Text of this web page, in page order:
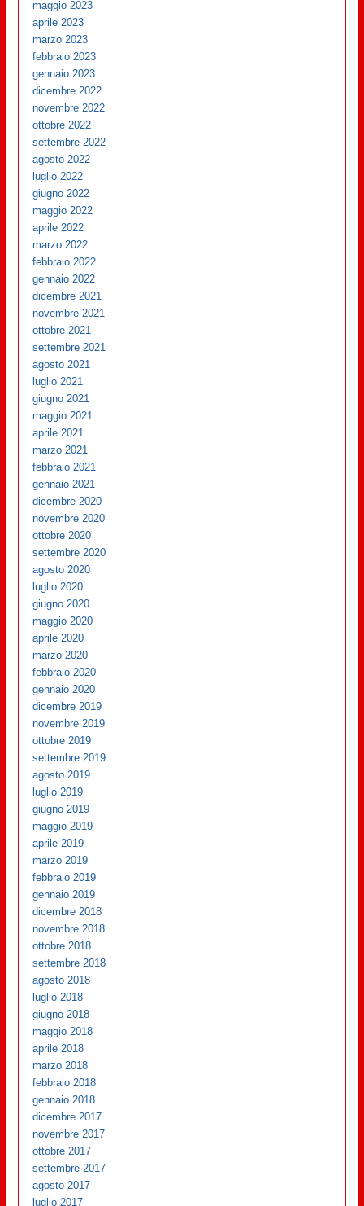
maggio 2023
aprile 2023
marzo 2023
febbraio 2023
gennaio 2023
dicembre 2022
novembre 2022
ottobre 2022
settembre 2022
agosto 2022
luglio 2022
giugno 2022
maggio 2022
aprile 2022
marzo 2022
febbraio 2022
gennaio 2022
dicembre 2021
novembre 2021
ottobre 2021
settembre 2021
agosto 2021
luglio 2021
giugno 2021
maggio 2021
aprile 2021
marzo 2021
febbraio 2021
gennaio 2021
dicembre 2020
novembre 2020
ottobre 2020
settembre 2020
agosto 2020
luglio 2020
giugno 2020
maggio 2020
aprile 2020
marzo 2020
febbraio 2020
gennaio 2020
dicembre 2019
novembre 2019
ottobre 2019
settembre 2019
agosto 2019
luglio 2019
giugno 2019
maggio 2019
aprile 2019
marzo 2019
febbraio 2019
gennaio 2019
dicembre 2018
novembre 2018
ottobre 2018
settembre 2018
agosto 2018
luglio 2018
giugno 2018
maggio 2018
aprile 2018
marzo 2018
febbraio 2018
gennaio 2018
dicembre 2017
novembre 2017
ottobre 2017
settembre 2017
agosto 2017
luglio 2017